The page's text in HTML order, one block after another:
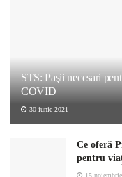
STS: Paşii necesari
COVID
30 iunie 2021
Ce oferă
pentru
15